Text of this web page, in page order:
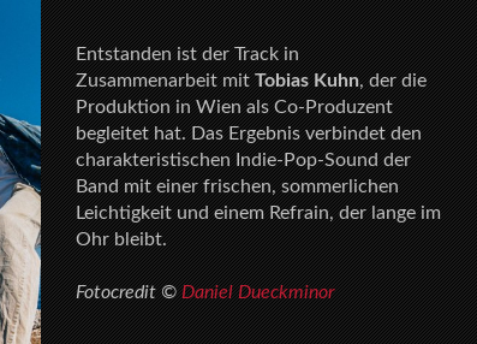
Entstanden ist der Track in
Zusammenarbeit mitTobias Kuhn, der die
Produktion in Wien als Co-Produzent
begleitet hat. Das Ergebnis verbindet den
charakteristischen Indie-Pop-Sound der
Band mit einer frischen, sommerlichen
Leichtigkeit und einem Refrain, der lange im
Ohr bleibt.
Fotocredit ©Daniel Dueckminor